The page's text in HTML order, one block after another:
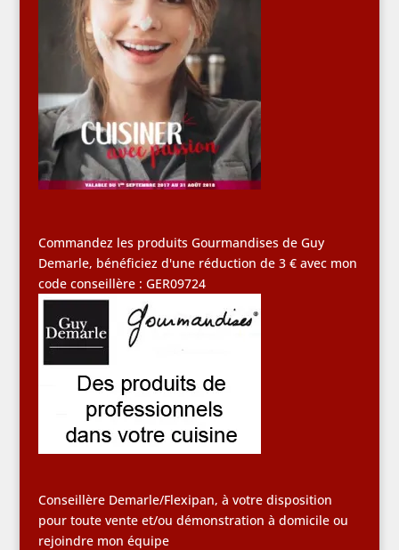
Commandez les produits Gourmandises de Guy
Demarle, bénéficiez d'une réduction de 3 € avec mon
code conseillère : GER09724
Conseillère Demarle/Flexipan, à votre disposition
pour toute vente et/ou démonstration à domicile ou
rejoindre mon équipe